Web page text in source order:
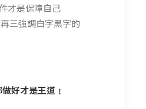
才是保障自己
三強調白字黑字的
好才是王道﹗